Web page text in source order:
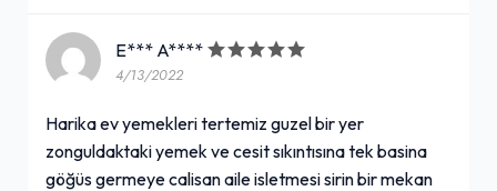
E*** A****
4/13/2022
Harika ev yemekleri tertemiz guzel bir yer
zonguldaktaki yemek ve cesit sıkıntısına tek basina
göğüs germeye calisan aile isletmesi sirin bir mekan